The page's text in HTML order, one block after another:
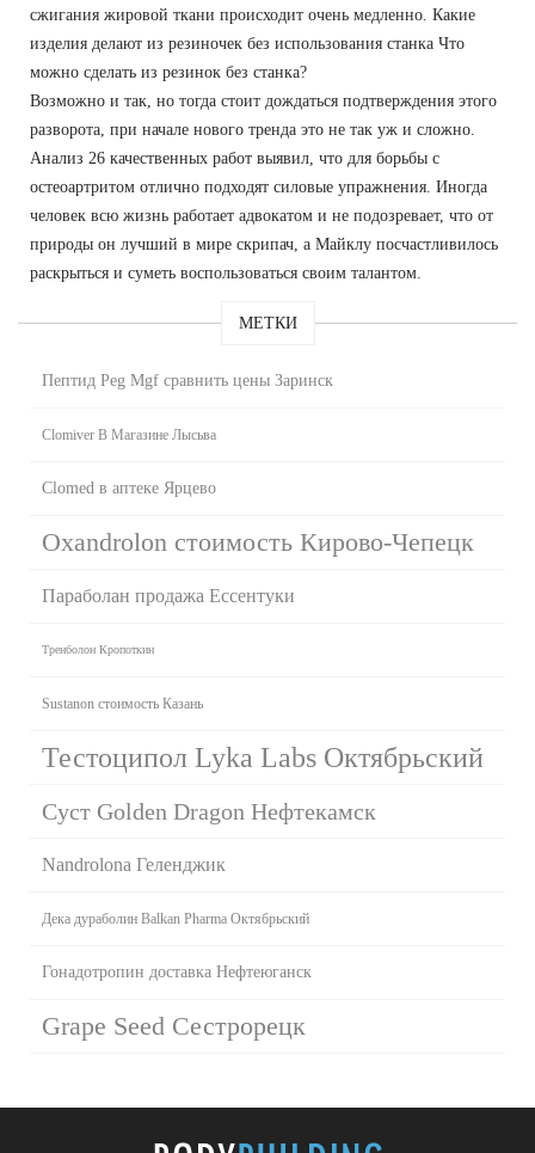
сжигания жировой ткани происходит очень медленно. Какие
изделия делают из резиночек без использования станка Что
можно сделать из резинок без станка?
Возможно и так, но тогда стоит дождаться подтверждения этого
разворота, при начале нового тренда это не так уж и сложно.
Анализ 26 качественных работ выявил, что для борьбы с
остеоартритом отлично подходят силовые упражнения. Иногда
человек всю жизнь работает адвокатом и не подозревает, что от
природы он лучший в мире скрипач, а Майклу посчастливилось
раскрыться и суметь воспользоваться своим талантом.
МЕТКИ
Пептид Peg Mgf сравнить цены Заринск
Clomiver В Магазине Лысьва
Clomed в аптеке Ярцево
Oxandrolon стоимость Кирово-Чепецк
Параболан продажа Ессентуки
Тренболон Кропоткин
Sustanon стоимость Казань
Тестоципол Lyka Labs Октябрьский
Суст Golden Dragon Нефтекамск
Nandrolona Геленджик
Дека дураболин Balkan Pharma Октябрьский
Гонадотропин доставка Нефтеюганск
Grape Seed Сестрорецк